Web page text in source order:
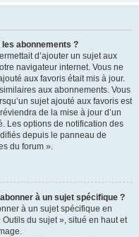
abonnements ?
d’ajouter un sujet aux
navigateur internet. Vous ne
aux favoris était mis à jour.
aux abonnements. Vous
sujet ajouté aux favoris est
de la mise à jour d’un
Les options de notification des
depuis le panneau de
du forum ».
à un sujet spécifique ?
à un sujet spécifique en
du sujet », situé en haut et